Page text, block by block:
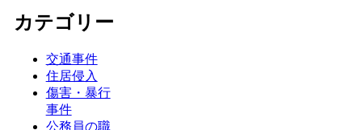
カテゴリー
交通事件
住居侵入
傷害・暴行
事件
公務員の職